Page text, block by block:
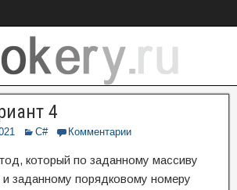
4
C# Комментарии
который по заданному массиву
заданному порядковому номеру